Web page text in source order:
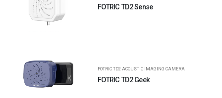
FOTRIC TD2 Sense
FOTRIC TD2 ACOUSTIC IMAGING CAMERA
FOTRIC TD2 Geek